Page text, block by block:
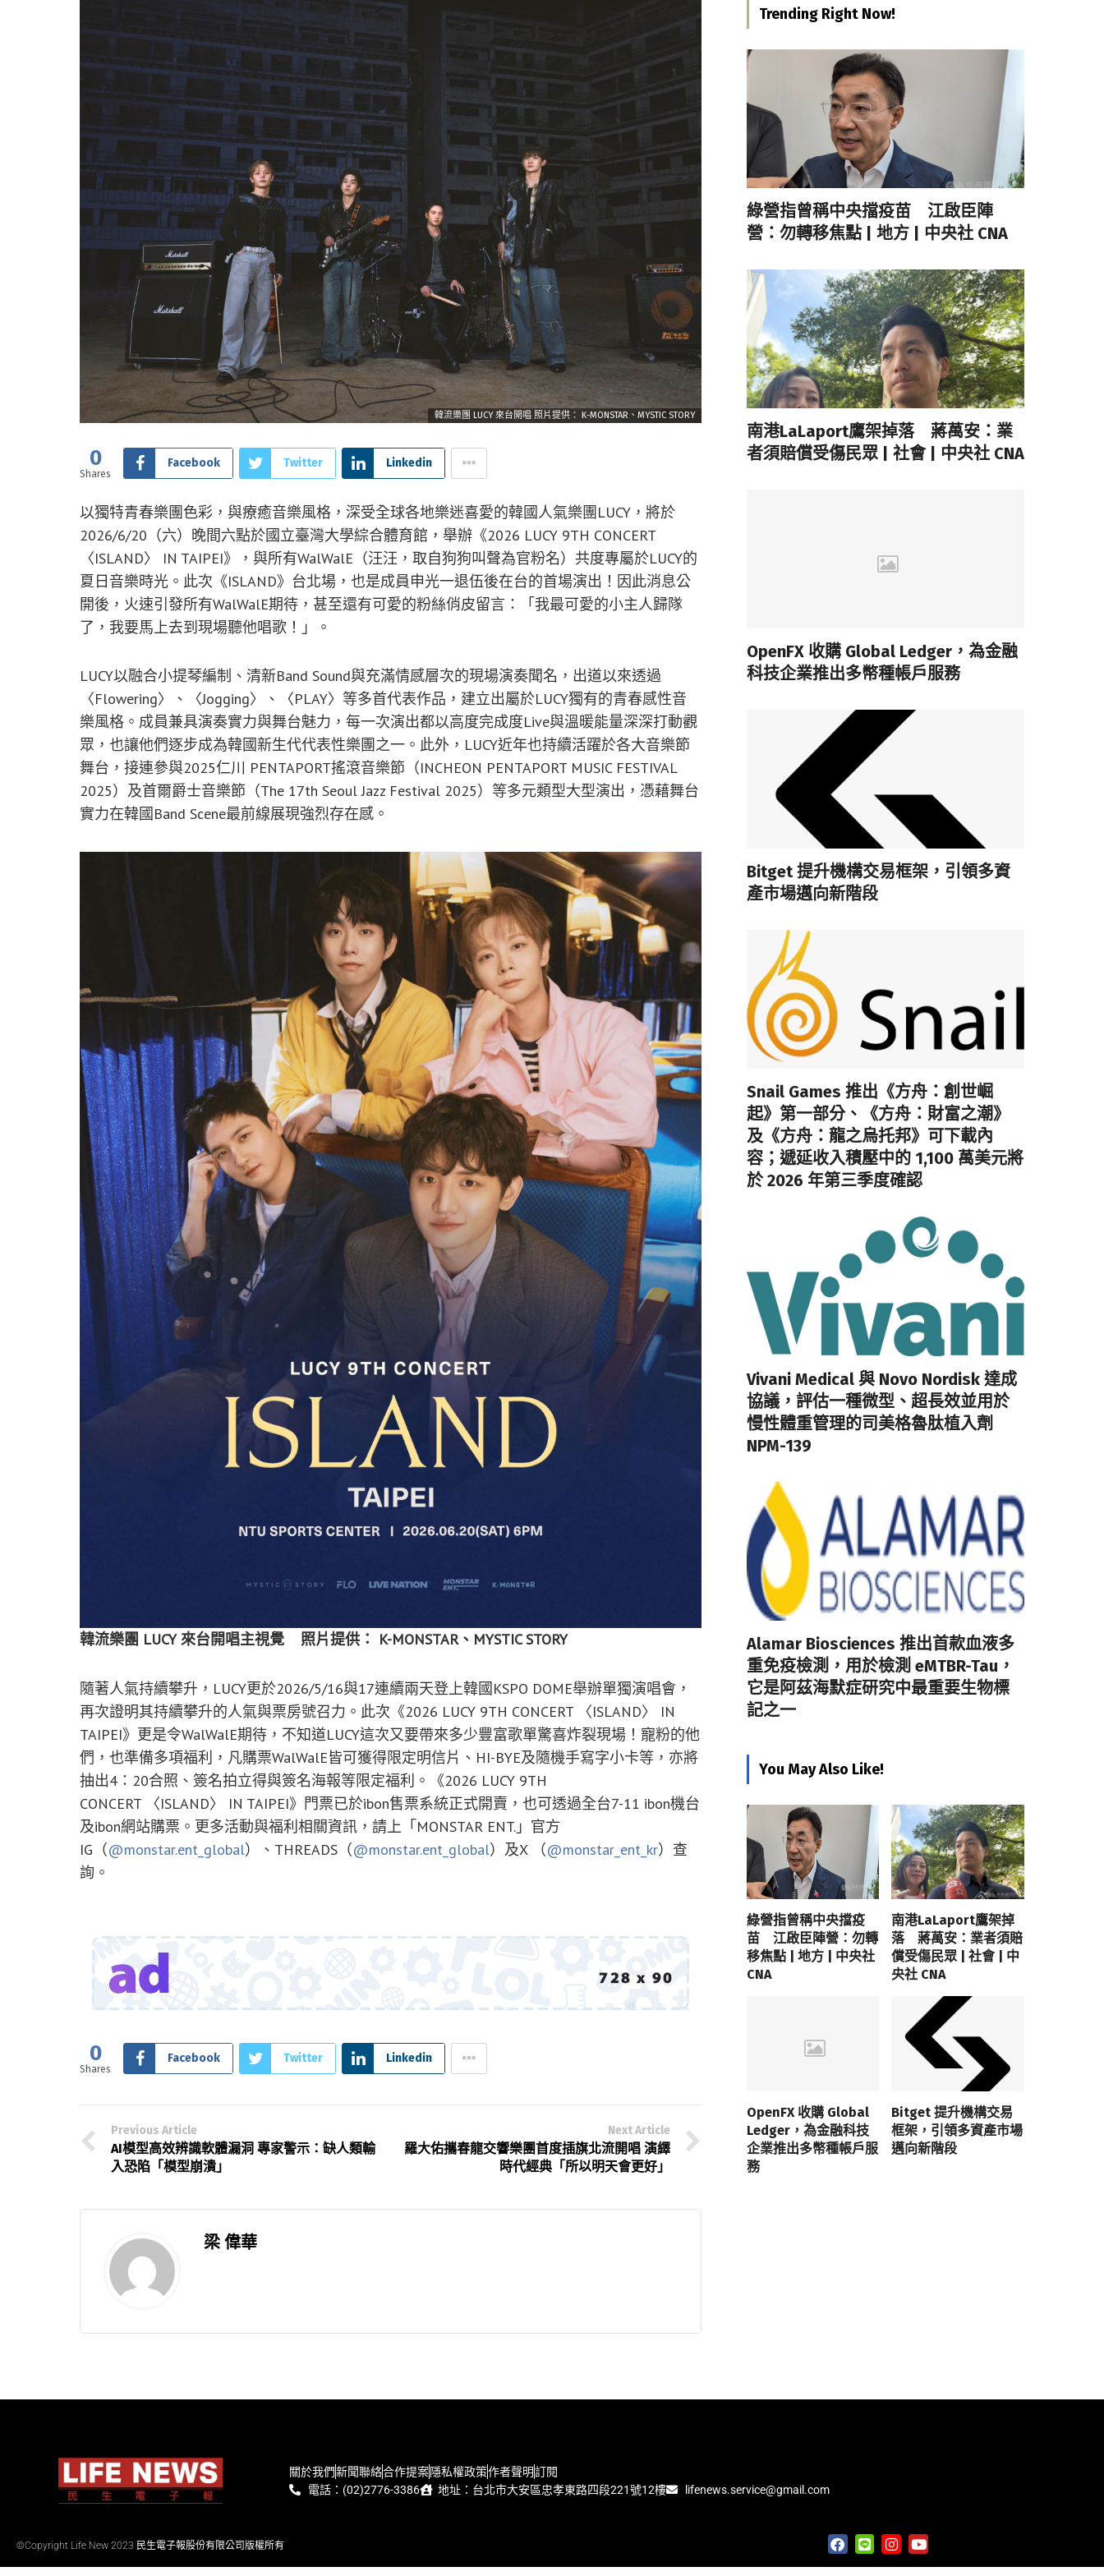
韓流樂團 LUCY 來台開唱 照片提供： K-MONSTAR、MYSTIC STORY
0
Shares
Facebook Twitter Linkedin
以獨特青春樂團色彩，與療癒音樂風格，深受全球各地樂迷喜愛的韓國人氣樂團LUCY，將於
2026/6/20（六）晚間六點於國立臺灣大學綜合體育館，舉辦《2026 LUCY 9TH CONCERT
〈ISLAND〉 IN TAIPEI》，與所有WalWalE（汪汪，取自狗狗叫聲為官粉名）共度專屬於LUCY的
夏日音樂時光。此次《ISLAND》台北場，也是成員申光一退伍後在台的首場演出！因此消息公
開後，火速引發所有WalWalE期待，甚至還有可愛的粉絲俏皮留言：「我最可愛的小主人歸隊
了，我要馬上去到現場聽他唱歌！」。
LUCY以融合小提琴編制、清新Band Sound與充滿情感層次的現場演奏聞名，出道以來透過
〈Flowering〉、〈Jogging〉、〈PLAY〉等多首代表作品，建立出屬於LUCY獨有的青春感性音
樂風格。成員兼具演奏實力與舞台魅力，每一次演出都以高度完成度Live與溫暖能量深深打動觀
眾，也讓他們逐步成為韓國新生代代表性樂團之一。此外，LUCY近年也持續活躍於各大音樂節
舞台，接連參與2025仁川 PENTAPORT搖滾音樂節（INCHEON PENTAPORT MUSIC FESTIVAL
2025）及首爾爵士音樂節（The 17th Seoul Jazz Festival 2025）等多元類型大型演出，憑藉舞台
實力在韓國Band Scene最前線展現強烈存在感。
韓流樂團 LUCY 來台開唱主視覺 照片提供： K-MONSTAR、MYSTIC STORY
隨著人氣持續攀升，LUCY更於2026/5/16與17連續兩天登上韓國KSPO DOME舉辦單獨演唱會，
再次證明其持續攀升的人氣與票房號召力。此次《2026 LUCY 9TH CONCERT 〈ISLAND〉 IN
TAIPEI》更是令WalWalE期待，不知道LUCY這次又要帶來多少豐富歌單驚喜炸裂現場！寵粉的他
們，也準備多項福利，凡購票WalWalE皆可獲得限定明信片、HI-BYE及隨機手寫字小卡等，亦將
抽出4：20合照、簽名拍立得與簽名海報等限定福利。《2026 LUCY 9TH
CONCERT 〈ISLAND〉 IN TAIPEI》門票已於ibon售票系統正式開賣，也可透過全台7-11 ibon機台
及ibon網站購票。更多活動與福利相關資訊，請上「MONSTAR ENT.」官方
IG（@monstar.ent_global）、THREADS（@monstar.ent_global）及X （@monstar_ent_kr）查
詢。
0
Shares
Facebook Twitter Linkedin
Previous Article
AI模型高效辨識軟體漏洞 專家警示：缺人類輸
入恐陷「模型崩潰」
Next Article
羅大佑攜春龍交響樂團首度插旗北流開唱 演繹
時代經典「所以明天會更好」
梁 偉華
Trending Right Now!
綠營指曾稱中央擋疫苗 江啟臣陣
營：勿轉移焦點 | 地方 | 中央社 CNA
南港LaLaport鷹架掉落 蔣萬安：業
者須賠償受傷民眾 | 社會 | 中央社 CNA
OpenFX 收購 Global Ledger，為金融
科技企業推出多幣種帳戶服務
Bitget 提升機構交易框架，引領多資
產市場邁向新階段
Snail Games 推出《方舟：創世崛
起》第一部分、《方舟：財富之潮》
及《方舟：龍之烏托邦》可下載內
容；遞延收入積壓中的 1,100 萬美元將
於 2026 年第三季度確認
Vivani Medical 與 Novo Nordisk 達成
協議，評估一種微型、超長效並用於
慢性體重管理的司美格魯肽植入劑
NPM-139
Alamar Biosciences 推出首款血液多
重免疫檢測，用於檢測 eMTBR-Tau，
它是阿茲海默症研究中最重要生物標
記之一
You May Also Like!
綠營指曾稱中央擋疫
苗 江啟臣陣營：勿轉
移焦點 | 地方 | 中央社
CNA
南港LaLaport鷹架掉
落 蔣萬安：業者須賠
償受傷民眾 | 社會 | 中
央社 CNA
OpenFX 收購 Global
Ledger，為金融科技
企業推出多幣種帳戶服
務
Bitget 提升機構交易
框架，引領多資產市場
邁向新階段
關於我們新聞聯絡合作提案隱私權政策作者聲明訂閱
電話：(02)2776-3386
地址：台北市大安區忠孝東路四段221號12樓 lifenews.service@gmail.com
©Copyright Life New 2023 民生電子報股份有限公司版權所有